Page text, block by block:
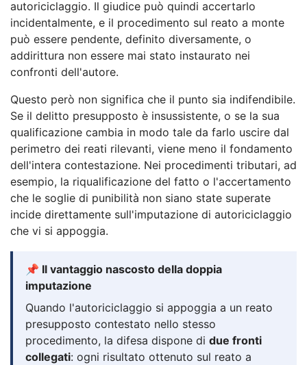
autoriciclaggio. Il giudice può quindi accertarlo
incidentalmente, e il procedimento sul reato a monte
può essere pendente, definito diversamente, o
addirittura non essere mai stato instaurato nei
confronti dell'autore.
Questo però non significa che il punto sia indifendibile.
Se il delitto presupposto è insussistente, o se la sua
qualificazione cambia in modo tale da farlo uscire dal
perimetro dei reati rilevanti, viene meno il fondamento
dell'intera contestazione. Nei procedimenti tributari, ad
esempio, la riqualificazione del fatto o l'accertamento
che le soglie di punibilità non siano state superate
incide direttamente sull'imputazione di autoriciclaggio
che vi si appoggia.
📌 Il vantaggio nascosto della doppia
imputazione
Quando l'autoriciclaggio si appoggia a un reato
presupposto contestato nello stesso
procedimento, la difesa dispone di due fronti
collegati: ogni risultato ottenuto sul reato a